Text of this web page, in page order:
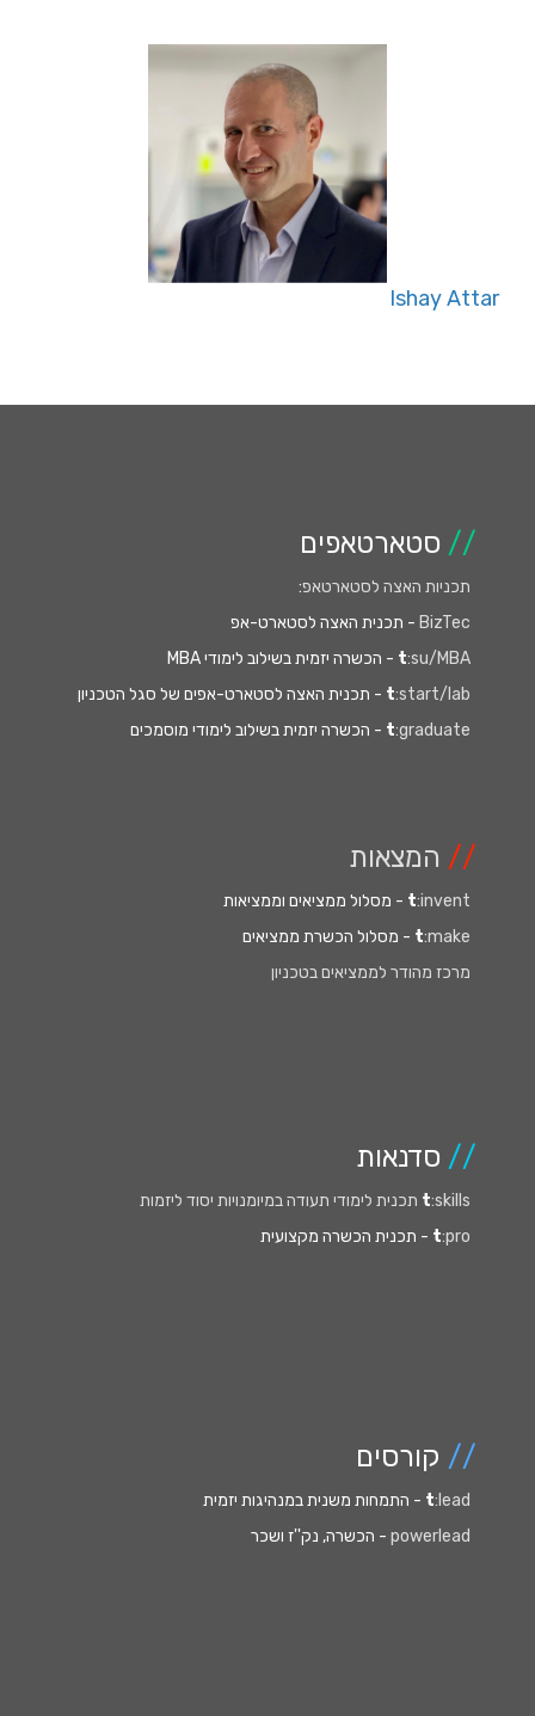
Ishay Attar
// סטארטאפים
תכניות האצה לסטארטאפ:
BizTec - תכנית האצה לסטארט-אפ
t:su/MBA
- הכשרה יזמית בשילוב לימודי MBA
t:start/lab
- תכנית האצה לסטארט-אפים של סגל הטכניון
t:graduate - הכשרה יזמית בשילוב לימודי מוסמכים
// המצאות
t:invent
- מסלול ממציאים וממציאות
t:make
- מסלול הכשרת ממציאים
מרכז מהודר לממציאים בטכניון
// סדנאות
t:skills תכנית לימודי תעודה במיומנויות יסוד ליזמות
t:pro - תכנית הכשרה מקצועית
// קורסים
t:lead
- התמחות משנית במנהיגות יזמית
powerlead - הכשרה, נק''ז ושכר